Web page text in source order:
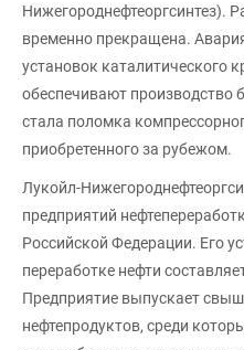
Нижегороднефтеоргсинтез).
временно прекращена.
установок каталитического
обеспечивают производство
стала поломка
приобретенного за рубежом.
Лукойл-
предприятий
Российской Федерации. Его
переработке нефти
Предприятие выпускает
нефтепродуктов, среди